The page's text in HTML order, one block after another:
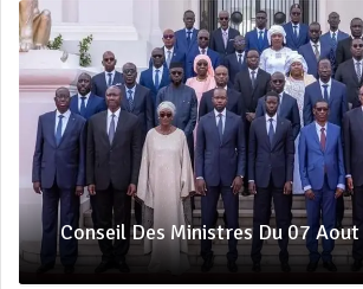
Conseil Des Ministres Du 07